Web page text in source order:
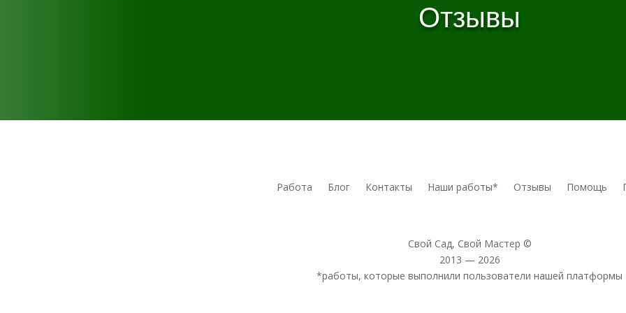
Отзывы
Работа Блог Контакты Наши работы* Отзывы Помощь
Свой Сад, Свой Мастер ©
2013 — 2026
*работы, которые выполнили пользователи нашей платформы